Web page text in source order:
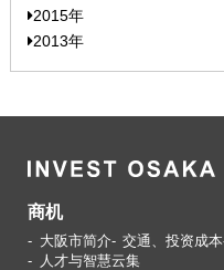
2015年
2013年
商机
大阪市简介 交通、投资成本
人才与智慧云集